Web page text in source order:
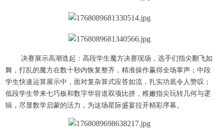
决赛展示高潮迭起：高段学生魔方决赛现场，选手们指尖翻飞如
舞，打乱的魔方在数十秒内恢复整齐，精准操作赢得全场掌声；中段
学生快速运算展示中，面对复杂算式应答如流，扎实功底令人赞叹；
低段学生带来七巧板和数字华容道双项比拼，稚嫩指尖玩转几何与逻
辑，尽显数学启蒙的活力，为这场星际盛宴拉开精彩序幕。